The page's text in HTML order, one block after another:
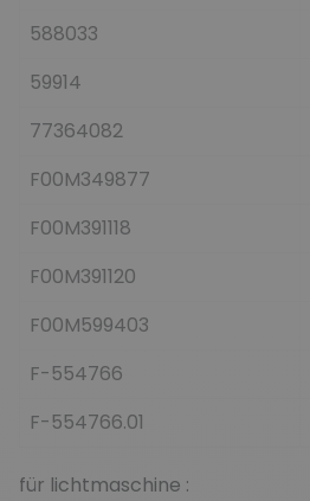
588033
59914
77364082
F00M349877
F00M391118
F00M391120
F00M599403
F-554766
F-554766.01
für lichtmaschine :